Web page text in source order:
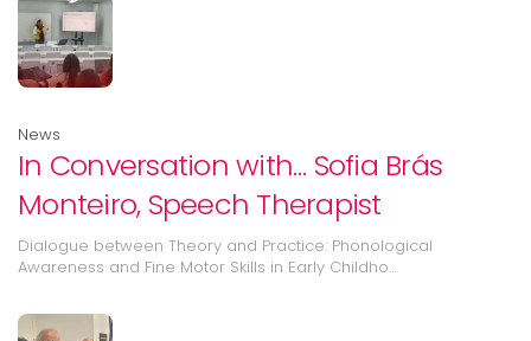
News
In Conversation with… Sofia Brás
Monteiro, Speech Therapist
Dialogue between Theory and Practice: Phonological
Awareness and Fine Motor Skills in Early Childho…